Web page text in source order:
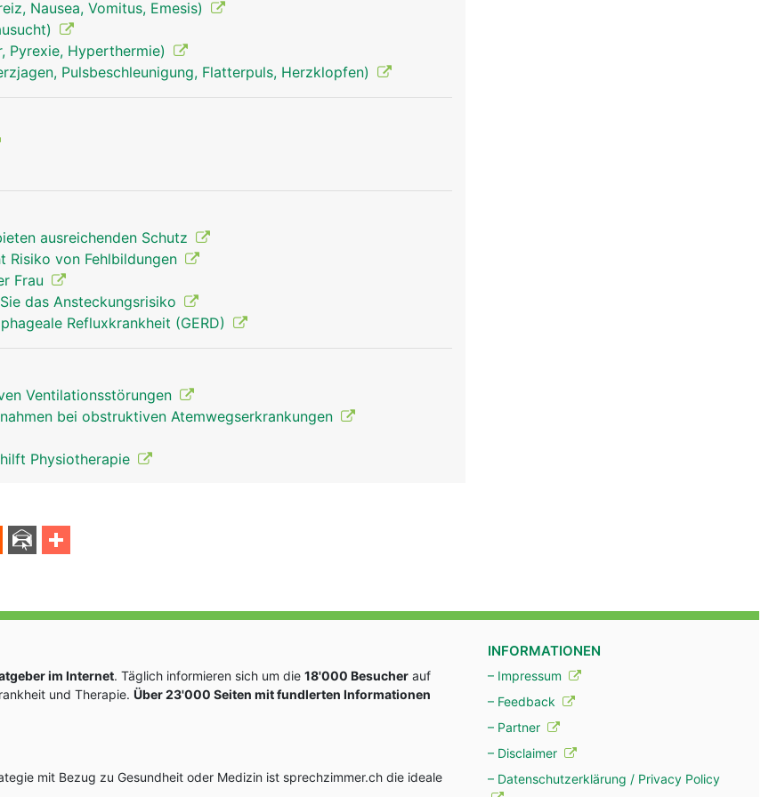
Nausea, Vomitus, Emesis)
Pyrexie, Hyperthermie)
Pulsbeschleunigung, Flatterpuls, Herzklopfen)
ausreichenden Schutz
Risiko von Fehlbildungen
Frau
das Ansteckungsrisiko
Refluxkrankheit (GERD)
Ventilationsstörungen
bei obstruktiven Atemwegserkrankungen
Physiotherapie
im Internet. Täglich informieren sich um die 18'000 Besucher auf
und Therapie. Über 23'000 Seiten mit fundlerten Informationen
mit Bezug zu Gesundheit oder Medizin ist sprechzimmer.ch die ideale
INFORMATIONEN
– Impressum
– Feedback
– Partner
– Disclaimer
– Datenschutzerklärung / Privacy Policy